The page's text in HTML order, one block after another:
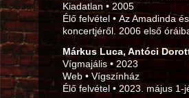
Kiadatlan • 2005
Élő felvétel • Az Amadinda
koncertjéről. 2006 első
Márkus Luca, Antóci
Vígmajális • 2023
Web • Vígszínház
Élő felvétel • 2023. május